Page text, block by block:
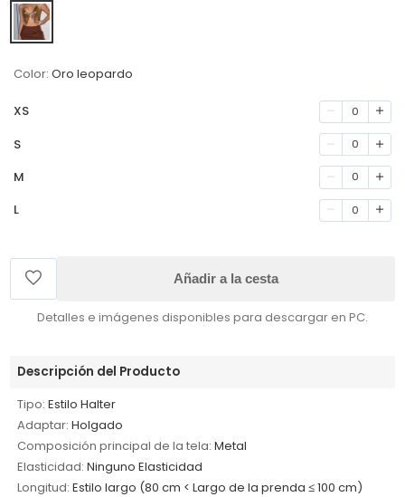
Color: Oro leopardo
XS 0
S 0
M 0
L 0
Añadir a la cesta
Detalles e imágenes disponibles para descargar en PC.
Descripción del Producto
Tipo: Estilo Halter
Adaptar: Holgado
Composición principal de la tela: Metal
Elasticidad: Ninguno Elasticidad
Longitud: Estilo largo (80 cm < Largo de la prenda ≤ 100 cm)